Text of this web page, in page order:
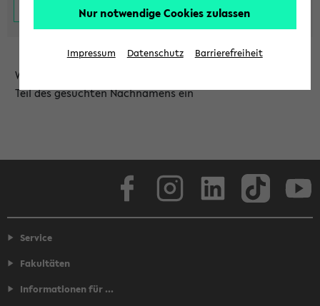
Wählen Sie die Einrichtung aus und/oder geben Sie einen
Teil des gesuchten Nachnamens ein
Service
Fakultäten
Informationen für ...
Nur notwendige Cookies zulassen
Impressum Datenschutz Barrierefreiheit